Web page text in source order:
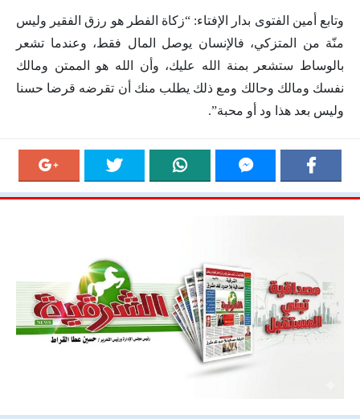
وتابع أمين الفتوى بدار الإفتاء: “زكاة الفطر هو رزق الفقير وليس
منّة من المتزكي، فالإنسان يوصل المال فقط، وعندما تشعر
بالوساط ستشعر بمنة الله عليك، وأن الله هو الممتن ومالك
نفسك ومالك وحالك ومع ذلك يطلب منك أن تقرضه قرضا حسنا
وليس بعد هذا ود أو محبة”.